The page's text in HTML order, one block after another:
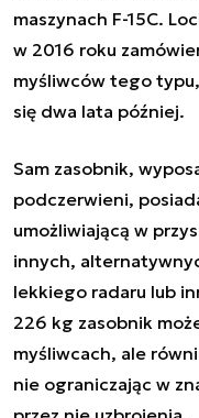
maszynach F-15C.
w 2016 roku
myśliwców tego
się dwa lata później.
Sam zasobnik,
podczerwieni,
umożliwiającą w
innych,
lekkiego radaru lub
226 kg zasobnik
myśliwcach, ale
nie ograniczając w